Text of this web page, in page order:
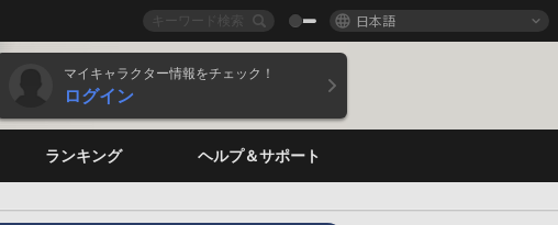
日本語
マイキャラクター情報をチェック！
ログイン
ランキング ヘルプ＆サポート